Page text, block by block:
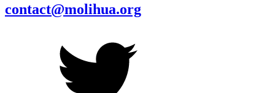
contact@molihua.org